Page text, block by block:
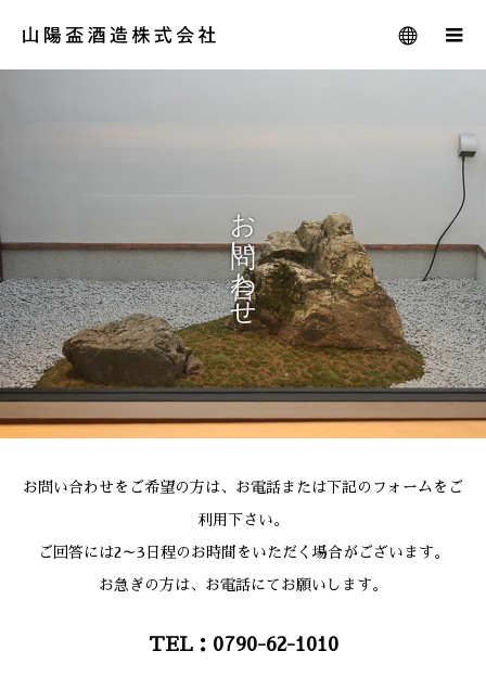
お
い
わ
せ
お問い合わせをご希望の方は、お電話または下記のフォームをご
利用下さい。
ご回答には2～3日程のお時間をいただく場合がございます。
お急ぎの方は、お電話にてお願いします。
TEL：0790-62-1010